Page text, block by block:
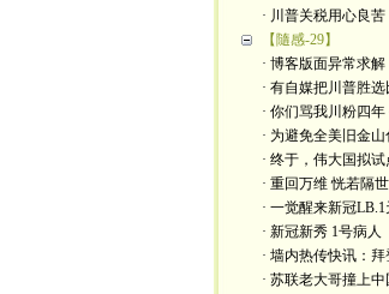
· 川普关税用心良苦
【隨感-29】
· 博客版面异常求解
· 有自媒把川普胜
· 你们骂我川粉四
· 为避免全美旧金
· 终于，伟大国拟试
· 重回万维 恍若隔世
· 一觉醒来新冠
· 新冠新秀 1号病人
· 墙内热传快讯：拜
· 苏联老大哥撞上